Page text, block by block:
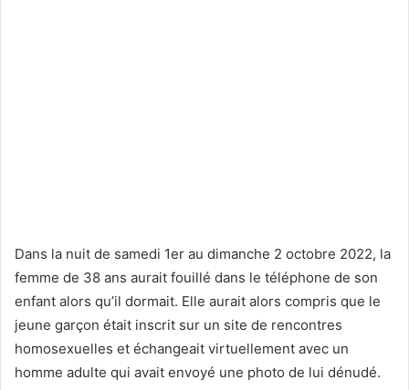
Dans la nuit de samedi 1er au dimanche 2 octobre 2022, la
femme de 38 ans aurait fouillé dans le téléphone de son
enfant alors qu’il dormait. Elle aurait alors compris que le
jeune garçon était inscrit sur un site de rencontres
homosexuelles et échangeait virtuellement avec un
homme adulte qui avait envoyé une photo de lui dénudé.